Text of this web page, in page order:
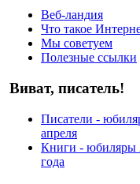
Веб-ландия
Что такое
Мы советуем
Полезные ссылки
Виват, писатель!
Писатели -
апреля
Книги - юбиляры
года